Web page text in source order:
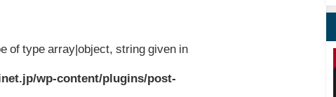
of type array|object, string given in
wp-content/plugins/post-